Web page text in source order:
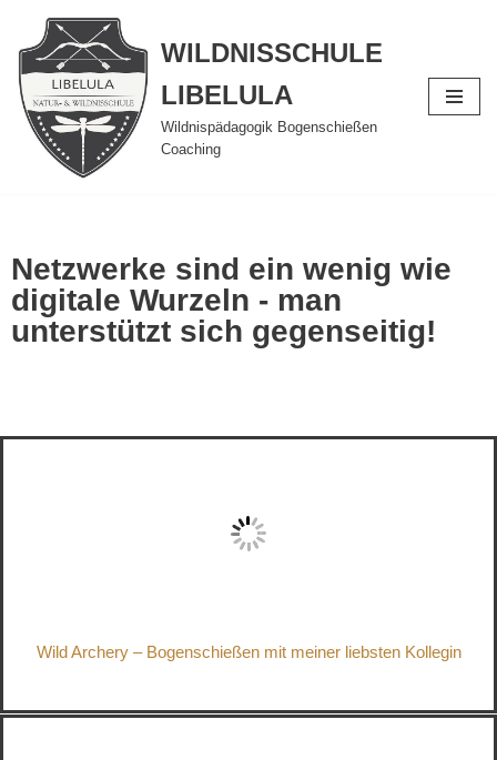
Zum
Inhalt
springen
WILDNISSCHULE
LIBELULA
Wildnispädagogik Bogenschießen
Coaching
Netzwerke sind ein wenig wie
digitale Wurzeln - man
unterstützt sich gegenseitig!
Wild Archery – Bogenschießen mit meiner liebsten Kollegin